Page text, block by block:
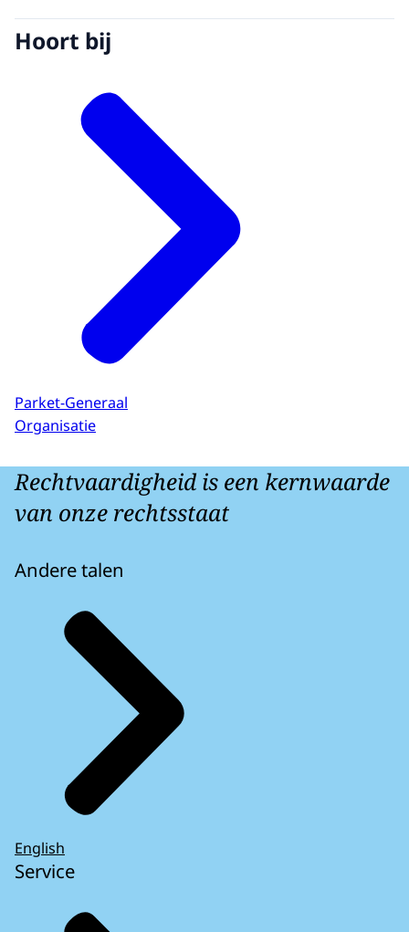
Hoort bij
Parket-Generaal
Organisatie
Rechtvaardigheid is een kernwaarde
van onze rechtsstaat
Andere talen
English
Service